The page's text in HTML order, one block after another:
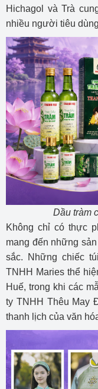
Hichagol và Trà
nhiều người tiêu
Dầu tràm
Không chỉ có thực
mang đến những
sắc. Những chiếc
TNHH Maries thể
Huế, trong khi các
ty TNHH Thêu May
thanh lịch của văn